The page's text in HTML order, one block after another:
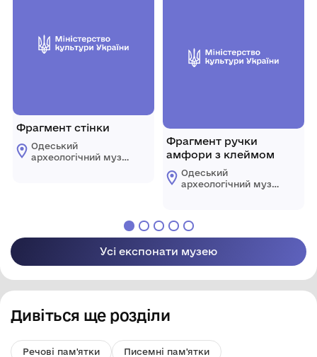
Фрагмент стінки
Одеський
археологічний музей
Фрагмент ручки
амфори з клеймом
Одеський
археологічний музей
Усі експонати музею
Дивіться ще розділи
Речові пам'ятки Писемні пам'ятки